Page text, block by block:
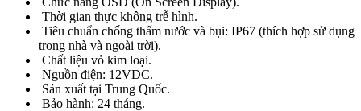
Thời gian thực không trễ hình.
Tiêu chuẩn chống thấm nước và bụi: IP67 (thích hợp sử dụng
trong nhà và ngoài trời).
Chất liệu vỏ kim loại.
Nguồn điện: 12VDC.
Sản xuất tại Trung Quốc.
Bảo hành: 24 tháng.